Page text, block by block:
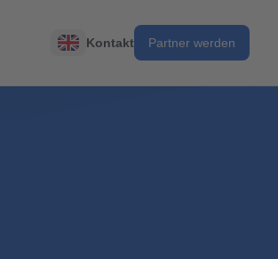
Kontakt Partner werden